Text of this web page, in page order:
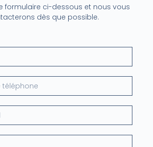
formulaire ci-dessous et nous vous
dès que possible.